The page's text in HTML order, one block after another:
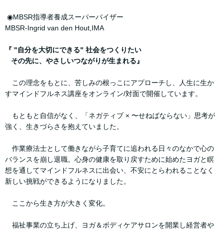
◉MBSR指導者養成スーパーバイザー
MBSR-Ingrid van den Hout,IMA
『 "自分を大切にできる" 社会をつくりたい
その先に、やさしいつながりが生まれる』
この理念をもとに、苦しみの根っこにアプローチし、人生に生か
すマインドフルネス講座をオンライン/対面で開催しています。
もともと自信がなく、「ネガティブ × 〜せねばならない」思考が
強く、生きづらさを抱えていました。
作業療法士として働きながら子育てに追われる日々のなかで心の
バランスを崩し退職。心身の健康を取り戻すために始めたヨガと瞑
想を通してマインドフルネスに出会い、不安にとらわれることなく
新しい挑戦ができるようになりました。
ここから生き方が大きく変化。
福祉事業の立ち上げ、ヨガ＆ボディケアサロンを開業し経営者や